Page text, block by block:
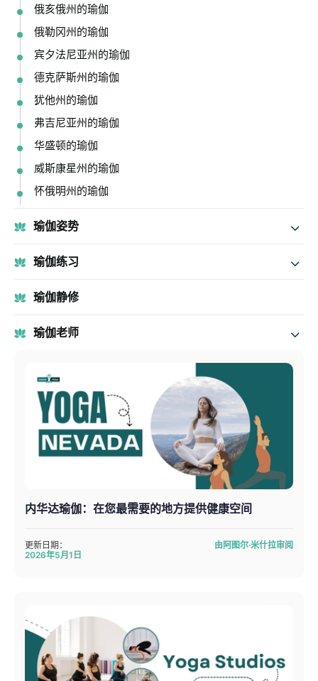
俄亥俄州的瑜伽
俄勒冈州的瑜伽
宾夕法尼亚州的瑜伽
德克萨斯州的瑜伽
犹他州的瑜伽
弗吉尼亚州的瑜伽
华盛顿的瑜伽
威斯康星州的瑜伽
怀俄明州的瑜伽
瑜伽姿势
瑜伽练习
瑜伽静修
瑜伽老师
内华达瑜伽：在您最需要的地方提供健康空间
更新日期：
2026年5月1日
由阿图尔·米什拉审阅